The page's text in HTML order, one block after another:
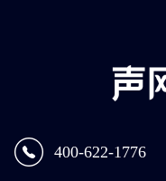
400-622-1776